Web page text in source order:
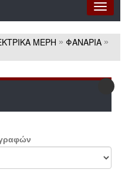
ΜΕΡΗ » ΦΑΝΑΡΙΑ »